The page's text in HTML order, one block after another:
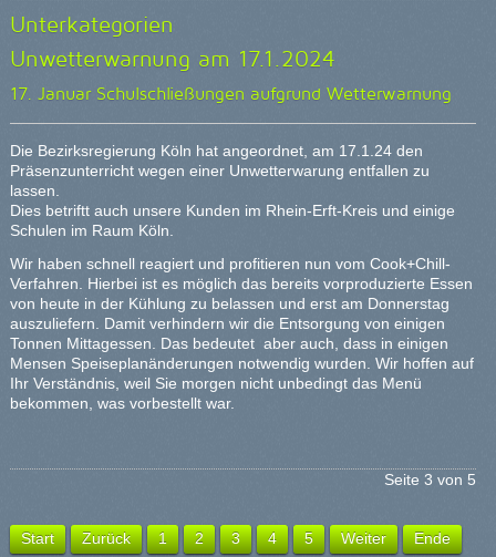
Unterkategorien
Unwetterwarnung am 17.1.2024
17. Januar Schulschließungen aufgrund Wetterwarnung
Die Bezirksregierung Köln hat angeordnet, am 17.1.24 den
Präsenzunterricht wegen einer Unwetterwarung entfallen zu
lassen.
Dies betriftt auch unsere Kunden im Rhein-Erft-Kreis und einige
Schulen im Raum Köln.
Wir haben schnell reagiert und profitieren nun vom Cook+Chill-
Verfahren. Hierbei ist es möglich das bereits vorproduzierte Essen
von heute in der Kühlung zu belassen und erst am Donnerstag
auszuliefern. Damit verhindern wir die Entsorgung von einigen
Tonnen Mittagessen. Das bedeutet aber auch, dass in einigen
Mensen Speiseplanänderungen notwendig wurden. Wir hoffen auf
Ihr Verständnis, weil Sie morgen nicht unbedingt das Menü
bekommen, was vorbestellt war.
Seite 3 von 5
Start Zurück 1 2 3 4 5 Weiter Ende